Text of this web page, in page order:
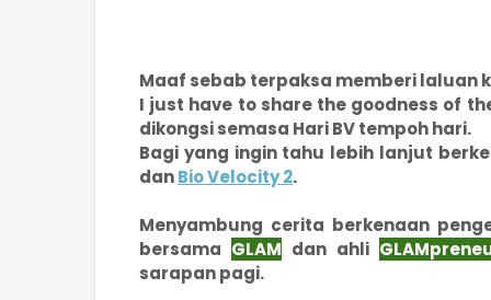
Maaf sebab terpaksa memberi laluan
I just have to share the goodness of
dikongsi semasa Hari BV tempoh hari.
Bagi yang ingin tahu lebih lanjut
danBio Velocity 2.
Menyambung cerita berkenaan
bersama GLAM dan ahli
sarapan pagi.